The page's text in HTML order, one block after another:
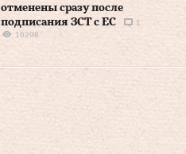
отменены сразу после
подписания ЗСТ с ЕС
1
16298